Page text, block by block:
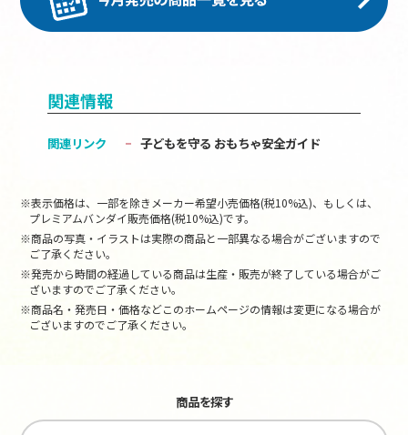
関連情報
関連リンク 子どもを守る おもちゃ安全ガイド
※表示価格は、一部を除きメーカー希望小売価格(税10%込)、もしくは、
プレミアムバンダイ販売価格(税10%込)です。
※商品の写真・イラストは実際の商品と一部異なる場合がございますので
ご了承ください。
※発売から時間の経過している商品は生産・販売が終了している場合がご
ざいますのでご了承ください。
※商品名・発売日・価格などこのホームページの情報は変更になる場合が
ございますのでご了承ください。
商品を探す